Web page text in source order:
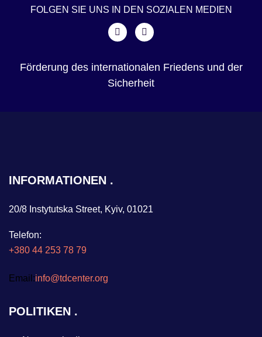
FOLGEN SIE UNS IN DEN SOZIALEN MEDIEN
Förderung des internationalen Friedens und der
Sicherheit
INFORMATIONEN
20/8 Instytutska Street, Kyiv, 01021
Telefon:
+380 44 253 78 79
Email:info@tdcenter.org
POLITIKEN